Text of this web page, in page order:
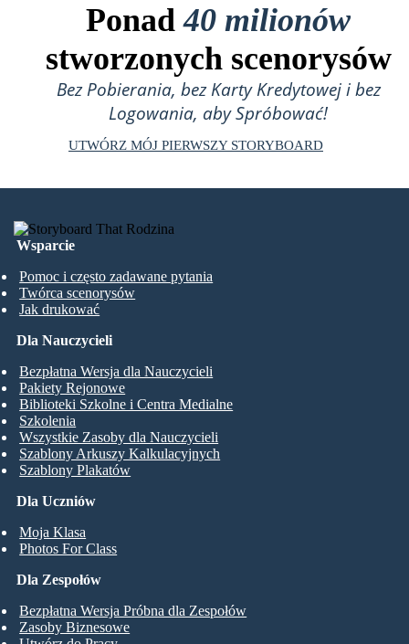
Ponad40 milionów
stworzonych scenorysów
Bez Pobierania, bez Karty Kredytowej i bez
Logowania, aby Spróbować!
UTWÓRZ MÓJ PIERWSZY STORYBOARD
Wsparcie
Pomoc i często zadawane pytania
Twórca scenorysów
Jak drukować
Dla Uczniów
Moja Klasa
Photos For Class
Dla Nauczycieli
Bezpłatna Wersja dla Nauczycieli
Pakiety Rejonowe
Biblioteki Szkolne i Centra Medialne
Szkolenia
Wszystkie Zasoby dla Nauczycieli
Szablony Arkuszy Kalkulacyjnych
Szablony Plakatów
Dla Zespołów
Bezpłatna Wersja Próbna dla Zespołów
Zasoby Biznesowe